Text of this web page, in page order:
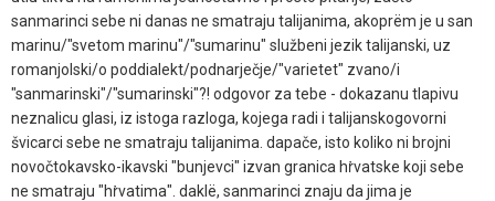
sanmarinci sebe ni danas ne smatraju talijanima, akoprëm je u san
marinu/"svetom marinu"/"sumarinu" službeni jezik talijanski, uz
romanjolski/o poddialekt/podnarječje/"varietet" zvano/i
"sanmarinski"/"sumarinski"?! odgovor za tebe - dokazanu tlapivu
neznalicu glasi, iz istoga razloga, kojega radi i talijanskogovorni
švicarci sebe ne smatraju talijanima. dapače, isto koliko ni brojni
novočtokavsko-ikavski "bunjevci" izvan granica hṙvatske koji sebe
ne smatraju "hṙvatima". daklë, sanmarinci znaju da jima je